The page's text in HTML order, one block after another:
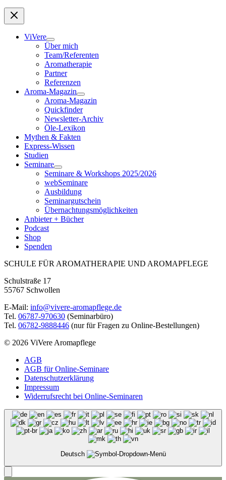
ViVere
Über mich
Team/Referenten
Aromatherapie
Partner
Referenzen
Aroma-Magazin
Aroma-Magazin
Quickfinder
Newsletter-Archiv
Öle-Lexikon
Mythen & Fakten
Express-Wissen
Studien
Seminare
Seminare & Workshops 2025/2026
webSeminare
Ausbildung
Seminargutschein
Übernachtungsmöglichkeiten
Anbieter + Bücher
Podcast
Shop
Spenden
SCHULE FÜR AROMATHERAPIE UND AROMAPFLEGE
Schulstraße 17
55767 Schwollen
E-Mail: info@vivere-aromapflege.de
Tel. 06787-970630 (Seminarbüro)
Tel. 06782-9888446 (nur für Fragen zu Online-Bestellungen)
© 2026 ViVere Aromapflege
AGB
AGB für Online-Seminare
Datenschutzerklärung
Impressum
Widerrufsrecht bei Online-Seminaren
Deutsch